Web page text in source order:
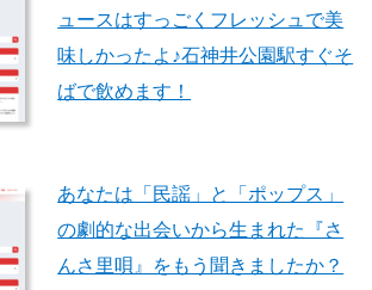
ュースはすっごくフレッシュで美
味しかったよ♪石神井公園駅すぐそ
ばで飲めます！
あなたは「民謡」と「ポップス」
の劇的な出会いから生まれた『さ
んさ里唄』をもう聞きましたか？